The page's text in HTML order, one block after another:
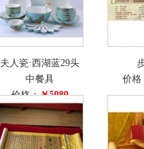
夫人瓷·西湖蓝29头
中餐具
价格：￥5980
价格